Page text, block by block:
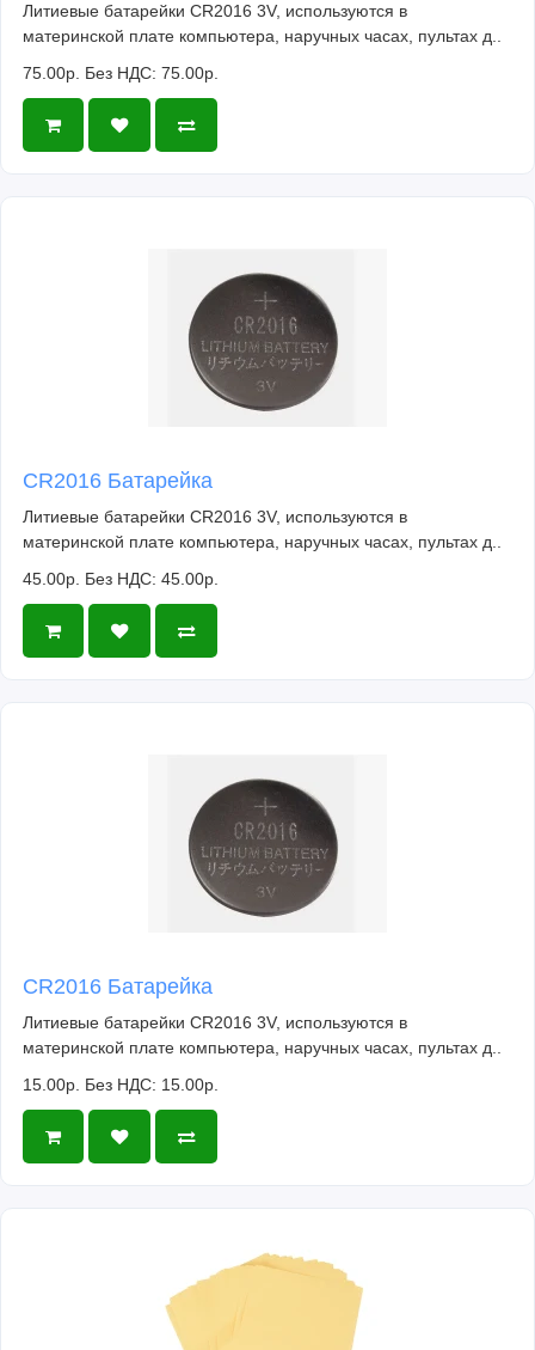
Литиевые батарейки CR2016 3V, используются в
материнской плате компьютера, наручных часах, пультах д..
75.00р. Без НДС: 75.00р.
CR2016 Батарейка
Литиевые батарейки CR2016 3V, используются в
материнской плате компьютера, наручных часах, пультах д..
45.00р. Без НДС: 45.00р.
CR2016 Батарейка
Литиевые батарейки CR2016 3V, используются в
материнской плате компьютера, наручных часах, пультах д..
15.00р. Без НДС: 15.00р.